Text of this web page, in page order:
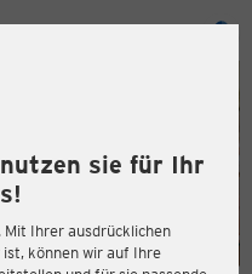
sie für Ihr
Mit Ihrer ausdrücklichen
können wir auf Ihre